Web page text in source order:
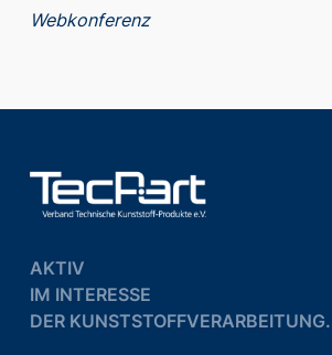
Webkonferenz
AKTIV
IM INTERESSE
DER KUNSTSTOFFVERARBEITUNG.